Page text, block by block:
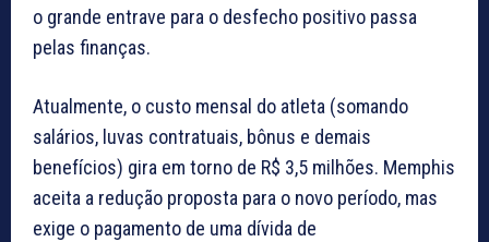
o grande entrave para o desfecho positivo passa
pelas finanças.
Atualmente, o custo mensal do atleta (somando
salários, luvas contratuais, bônus e demais
benefícios) gira em torno de R$ 3,5 milhões. Memphis
aceita a redução proposta para o novo período, mas
exige o pagamento de uma dívida de